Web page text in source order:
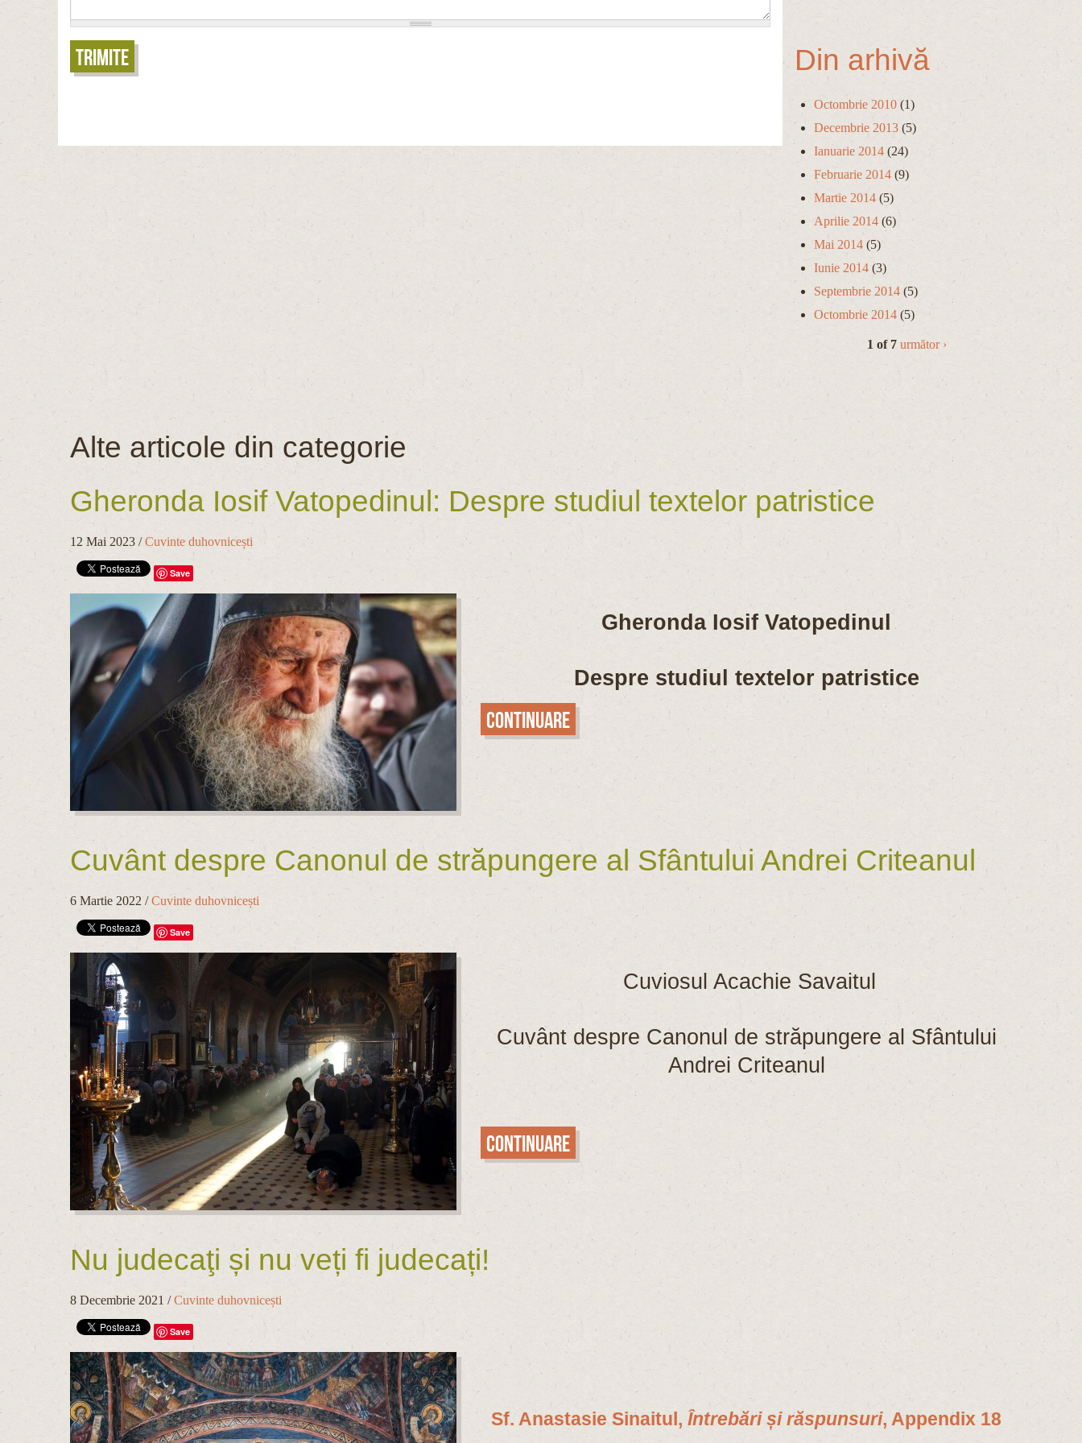
Trimite Din arhivă
Octombrie 2010 (1)
Decembrie 2013 (5)
Ianuarie 2014 (24)
Februarie 2014 (9)
Martie 2014 (5)
Aprilie 2014 (6)
Mai 2014 (5)
Iunie 2014 (3)
Septembrie 2014 (5)
Octombrie 2014 (5)
1 of 7 următor ›
Alte articole din categorie
Gheronda Iosif Vatopedinul: Despre studiul textelor patristice
12 Mai 2023 /Cuvinte duhovnicești
Save
Gheronda Iosif Vatopedinul
Despre studiul textelor patristice
Continuare
Cuvânt despre Canonul de străpungere al Sfântului Andrei Criteanul
6 Martie 2022 /Cuvinte duhovnicești
Save
Cuviosul Acachie Savaitul
Cuvânt despre Canonul de străpungere al Sfântului
Andrei Criteanul
Continuare
Nu judecaţi și nu veți fi judecați!
8 Decembrie 2021 /Cuvinte duhovnicești
Save
Sf. Anastasie Sinaitul, Întrebări și răspunsuri, Appendix 18